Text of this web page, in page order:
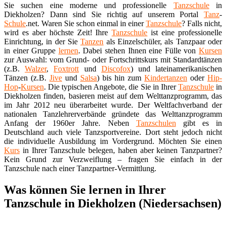
Sie suchen eine moderne und professionelle Tanzschulein
Diekholzen? Dann sind Sie richtig auf unserem Portal Tanz-
Schule.net. Waren Sie schon einmal in einerTanzschule? Falls nicht,
wird es aber höchste Zeit! IhreTanzschule ist eine professionelle
Einrichtung, in der SieTanzen als Einzelschüler, als Tanzpaar oder
in einer Gruppe lernen. Dabei stehen Ihnen eine Fülle vonKursen
zur Auswahl: vom Grund- oder Fortschrittskurs mit Standardtänzen
(z.B.Walzer,Foxtrott und Discofox) und lateinamerikanischen
Tänzen (z.B. Jive und Salsa) bis hin zum Kindertanzen oder Hip-
Hop-Kursen. Die typischen Angebote, die Sie in IhrerTanzschulein
Diekholzen finden, basieren meist auf dem Welttanzprogramm, das
im Jahr 2012 neu überarbeitet wurde. Der Weltfachverband der
nationalen Tanzlehrerverbände gründete das Welttanzprogramm
Anfang der 1960er Jahre. Neben Tanzschulen gibt es in
Deutschland auch viele Tanzsportvereine. Dort steht jedoch nicht
die individuelle Ausbildung im Vordergrund. Möchten Sie einen
Kurs in Ihrer Tanzschule belegen, haben aber keinen Tanzpartner?
Kein Grund zur Verzweiflung – fragen Sie einfach in der
Tanzschule nach einer Tanzpartner-Vermittlung.
Was können Sie lernen in Ihrer
Tanzschule in Diekholzen (Niedersachsen)